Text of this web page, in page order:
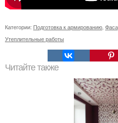
Категории: Подготовка к армированию
Утеплительные работы
Читайте также